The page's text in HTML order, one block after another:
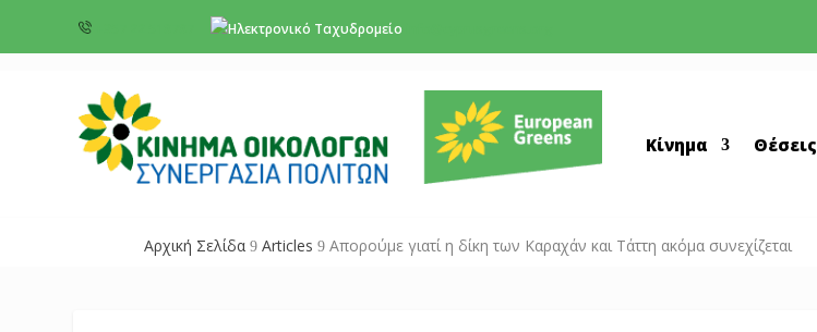
Κίνημα Θέσεις
Αρχική Σελίδα 9 Articles 9 Απορούμε γιατί η δίκη των Καραχάν και Τάττη ακόμα συνεχίζεται